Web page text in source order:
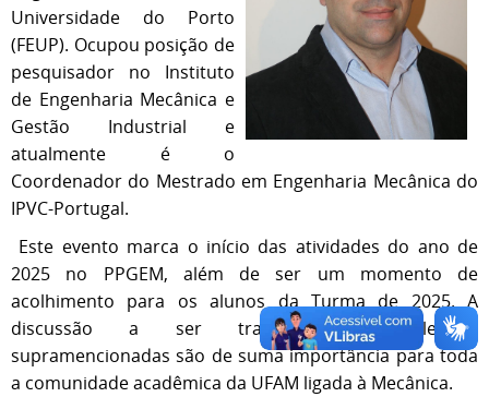
Universidade do Porto
(FEUP). Ocupou posição de
pesquisador no Instituto
de Engenharia Mecânica e
Gestão Industrial e
atualmente é o
Coordenador do Mestrado em Engenharia Mecânica do
IPVC-Portugal.
Este evento marca o início das atividades do ano de
2025 no PPGEM, além de ser um momento de
acolhimento para os alunos da Turma de 2025. A
discussão a ser tratada nas palestras
supramencionadas são de suma importância para toda
a comunidade acadêmica da UFAM ligada à Mecânica.